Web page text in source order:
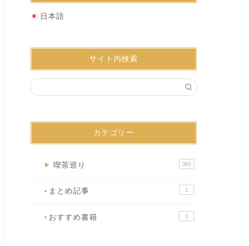
日本語
サイト内検索
カテゴリー
▶ 喫茶巡り 365
● まとめ記事 1
● おすすめ書籍 1